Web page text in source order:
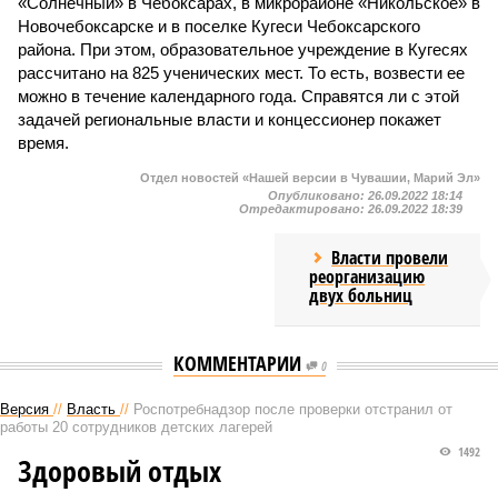
Новочебоксарске и в поселке Кугеси Чебоксарского
района. При этом, образовательное учреждение в Кугесях
рассчитано на 825 ученических мест. То есть, возвести ее
можно в течение календарного года. Справятся ли с этой
задачей региональные власти и концессионер покажет
время.
Отдел новостей «Нашей версии в Чувашии, Марий Эл»
Опубликовано: 26.09.2022 18:14
Отредактировано: 26.09.2022 18:39
Власти провели
реорганизацию
двух больниц
КОММЕНТАРИИ 0
Версия // Власть // Роспотребнадзор после проверки отстранил от
работы 20 сотрудников детских лагерей
1492
Здоровый отдых